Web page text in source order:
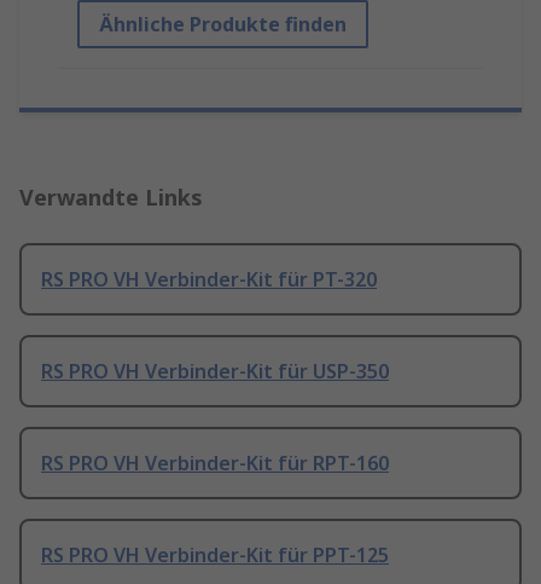
Ähnliche Produkte finden
Verwandte Links
RS PRO VH Verbinder-Kit für PT-320
RS PRO VH Verbinder-Kit für USP-350
RS PRO VH Verbinder-Kit für RPT-160
RS PRO VH Verbinder-Kit für PPT-125